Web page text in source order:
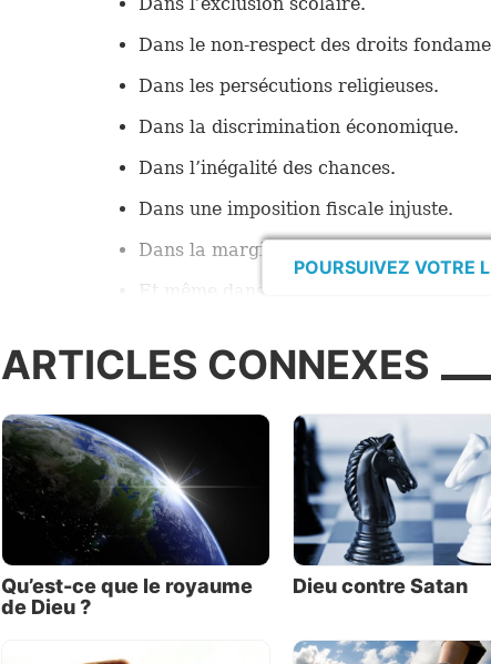
Dans l’exclusion scolaire.
Dans le non-respect des droits
Dans les persécutions religieuses.
Dans la discrimination économique.
Dans l’inégalité des chances.
Dans une imposition fiscale injuste.
Dans la marginalisation des minorités
Et même dans les injustices dans… nos
permanentes et parfois même corporelles.
divisions sont exacerbées. Pourquoi la
Pourquoi n’avons-nous pas appris à
respectueusement les uns les autres ?
l’injustice dans sa société, plusieurs
ce qui se passe dans le présent
philosophe ? Simplement que les gens
se disent que c’est dans leur
disposé à disparaître.
POURSUIVEZ VOTRE
ARTICLES CONNEXES
Qu’est-ce que le royaume
de Dieu ?
Dieu contre Satan